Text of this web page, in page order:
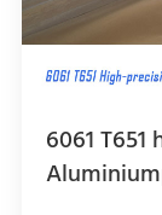
6061